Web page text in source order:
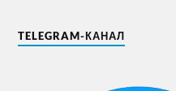
TELEGRAM-КАНАЛ